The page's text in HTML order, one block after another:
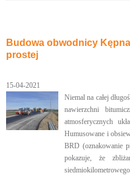
Budowa obwodnicy
prostej
15-04-2021
Niemal na całej
nawierzchni
atmosferycznych
Humusowane i
BRD (oznakowanie
pokazuje, że